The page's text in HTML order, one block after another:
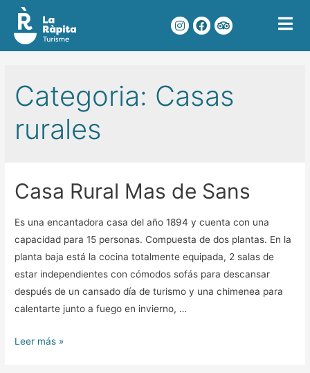
Categoria: Casas
rurales
Casa Rural Mas de Sans
Es una encantadora casa del año 1894 y cuenta con una
capacidad para 15 personas. Compuesta de dos plantas. En la
planta baja está la cocina totalmente equipada, 2 salas de
estar independientes con cómodos sofás para descansar
después de un cansado día de turismo y una chimenea para
calentarte junto a fuego en invierno, …
Leer más »